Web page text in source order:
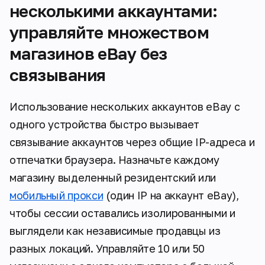
несколькими аккаунтами:
управляйте множеством
магазинов eBay без
связывания
Использование нескольких аккаунтов eBay с
одного устройства быстро вызывает
связывание аккаунтов через общие IP-адреса и
отпечатки браузера. Назначьте каждому
магазину выделенный резидентский или
мобильный прокси (один IP на аккаунт eBay),
чтобы сессии оставались изолированными и
выглядели как независимые продавцы из
разных локаций. Управляйте 10 или 50